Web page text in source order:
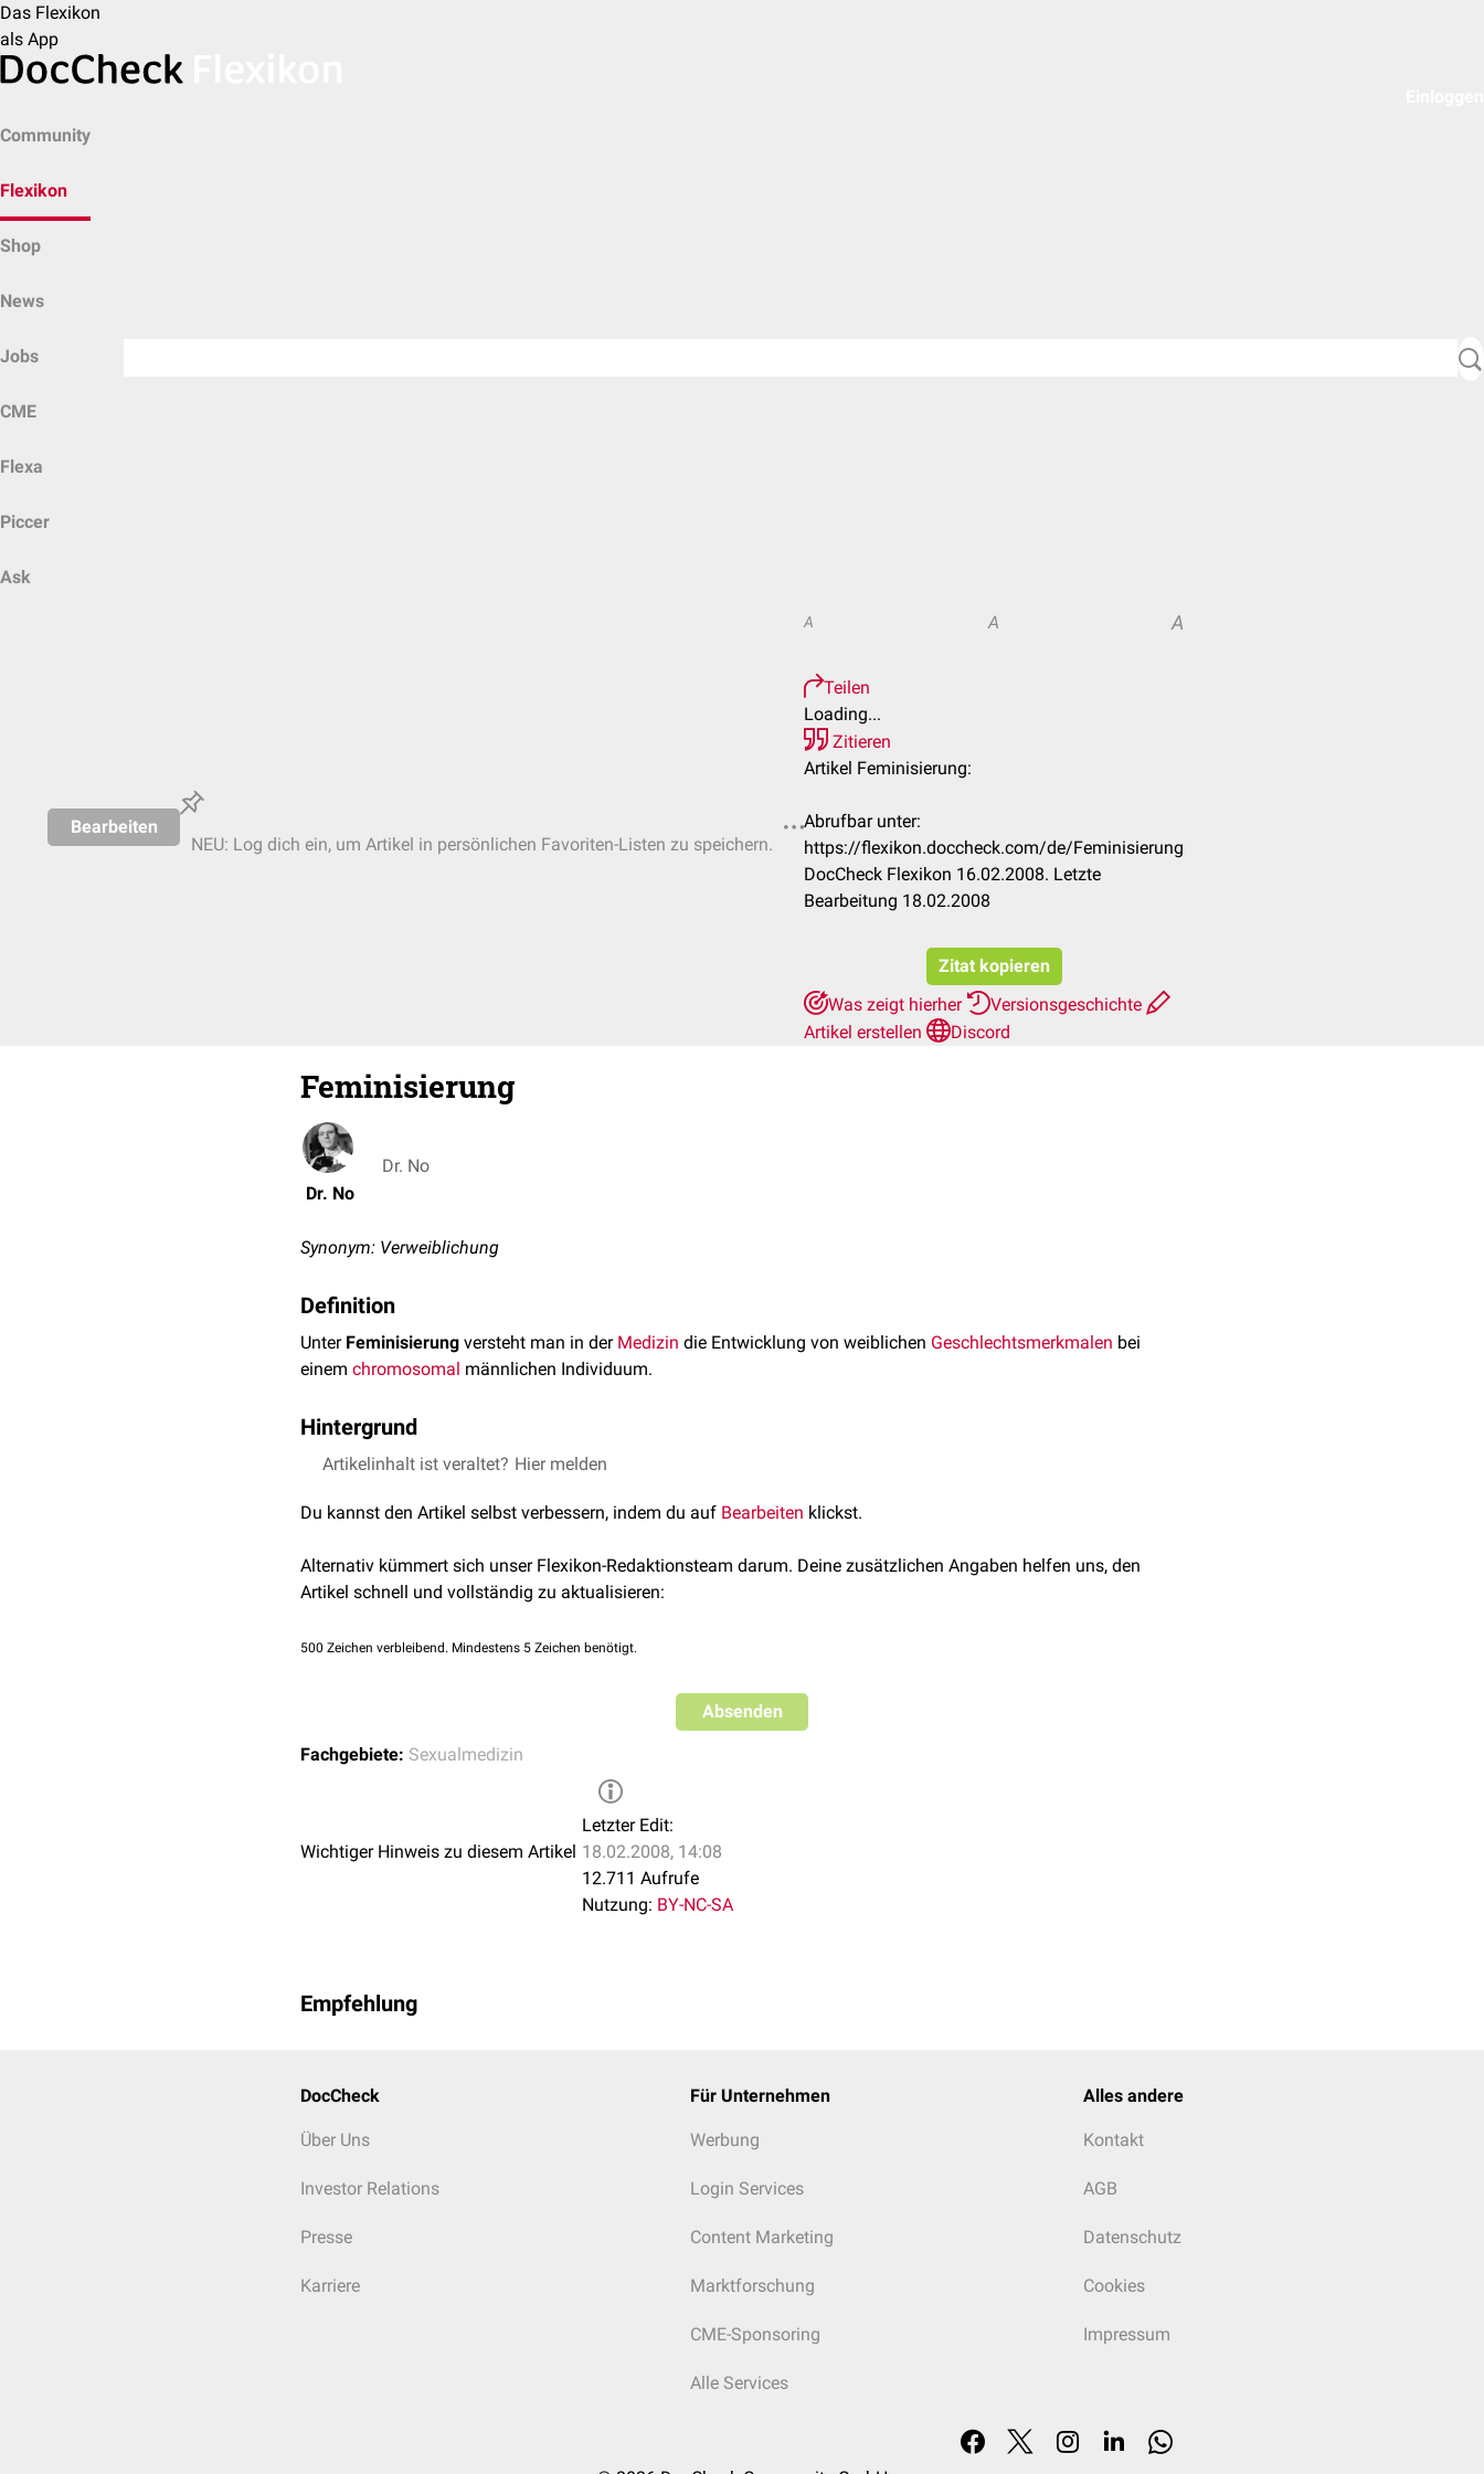
Das Flexikon
als App
Community
Flexikon
Shop
News
Jobs
CME
Flexa
Piccer
Ask
Bearbeiten
NEU: Log dich ein, um Artikel in persönlichen Favoriten-Listen zu speichern.
A A A
Teilen
Loading...
Zitieren
Artikel Feminisierung:
Abrufbar unter:
https://flexikon.doccheck.com/de/Feminisierung
DocCheck Flexikon 16.02.2008. Letzte
Bearbeitung 18.02.2008
Zitat kopieren
Was zeigt hierher
Versionsgeschichte
Artikel erstellen
Discord
Feminisierung
Dr. No
Dr. No
Synonym: Verweiblichung
Definition
Unter Feminisierung versteht man in der Medizin die Entwicklung von weiblichen Geschlechtsmerkmalen bei
einem chromosomal männlichen Individuum.
Hintergrund
Eine Feminisierung kanngenetischoder
Artikelinhalt ist veraltet? Hier melden
Du kannst den Artikel selbst verbessern, indem du auf Bearbeiten klickst.
Alternativ kümmert sich unser Flexikon-Redaktionsteam darum. Deine zusätzlichen Angaben helfen uns, den
Artikel schnell und vollständig zu aktualisieren:
500 Zeichen verbleibend. Mindestens 5 Zeichen benötigt.
Absenden
Fachgebiete: Sexualmedizin
Wichtiger Hinweis zu diesem Artikel
Letzter Edit:
18.02.2008, 14:08
12.711 Aufrufe
Nutzung: BY-NC-SA
Empfehlung
DocCheck
Über Uns
Investor Relations
Presse
Karriere
Für Unternehmen
Werbung
Login Services
Content Marketing
Marktforschung
CME-Sponsoring
Alle Services
Alles andere
Kontakt
AGB
Datenschutz
Cookies
Impressum